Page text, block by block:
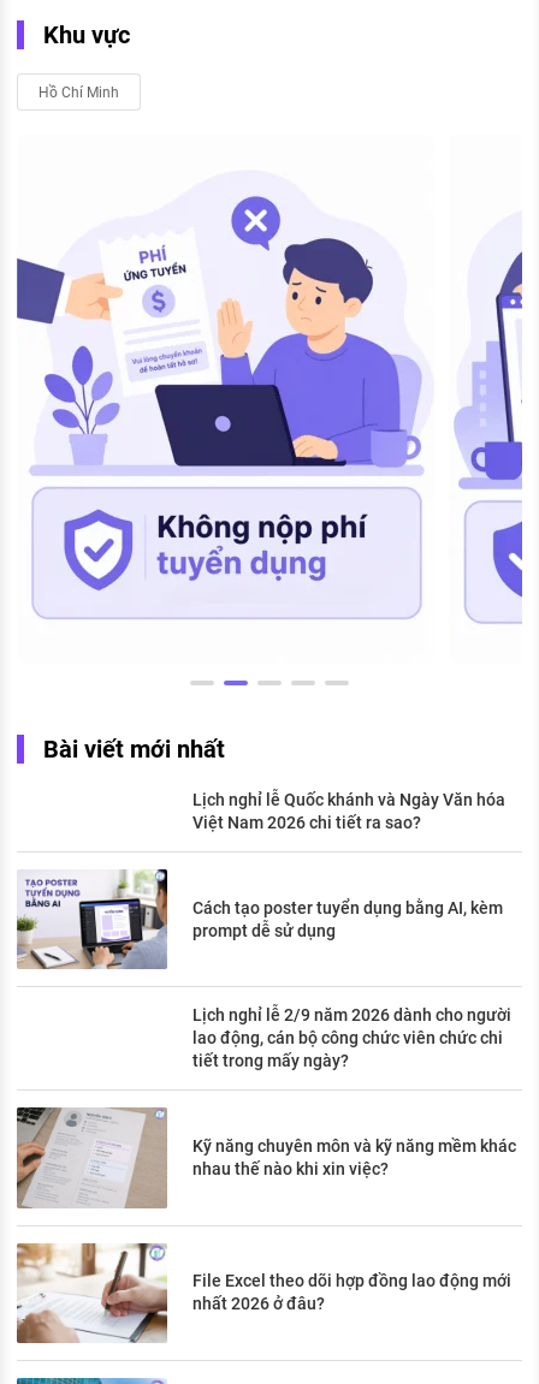
Khu vực
Hồ Chí Minh
Bài viết mới nhất
Lịch nghỉ lễ Quốc khánh và Ngày Văn hóa
Việt Nam 2026 chi tiết ra sao?
Cách tạo poster tuyển dụng bằng AI, kèm
prompt dễ sử dụng
Lịch nghỉ lễ 2/9 năm 2026 dành cho người
lao động, cán bộ công chức viên chức chi
tiết trong mấy ngày?
Kỹ năng chuyên môn và kỹ năng mềm khác
nhau thế nào khi xin việc?
File Excel theo dõi hợp đồng lao động mới
nhất 2026 ở đâu?